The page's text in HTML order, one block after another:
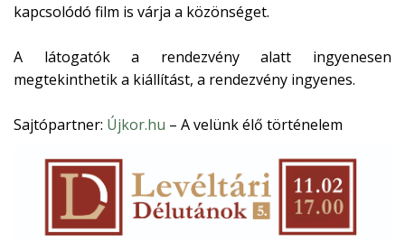
kapcsolódó film is várja a közönséget.
A látogatók a rendezvény alatt ingyenesen
megtekinthetik a kiállítást, a rendezvény ingyenes.
Sajtópartner: Újkor.hu – A velünk élő történelem